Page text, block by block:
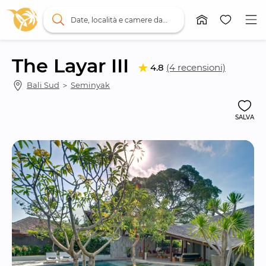
The Layar III 4.8 (4 recensioni)
Bali Sud ＞ Seminyak
SALVA